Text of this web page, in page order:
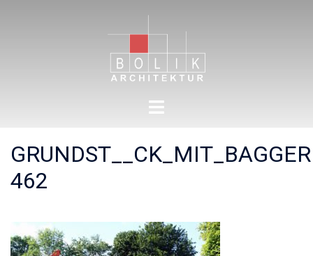
Menü
462